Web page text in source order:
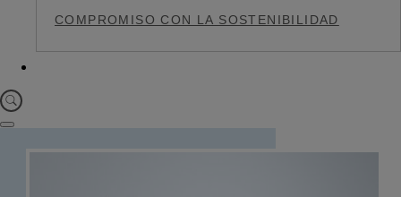
COMPROMISO CON LA SOSTENIBILIDAD